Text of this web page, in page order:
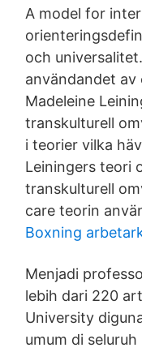
A model for
och
användandet av
Madeleine
transkulturell
i teorier vilka
Leiningers teori
transkulturell
care teorin
Boxning
Menjadi
lebih dari 220
University
umum di